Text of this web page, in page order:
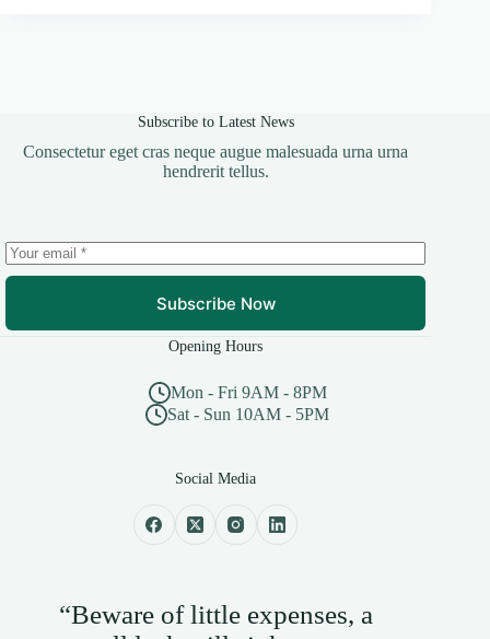
Subscribe to Latest News
Consectetur eget cras neque augue malesuada urna urna
hendrerit tellus.
Subscribe Now
Opening Hours
Mon - Fri 9AM - 8PM
Sat - Sun 10AM - 5PM
Social Media
“Beware of little expenses, a